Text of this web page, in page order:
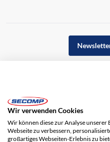
Wir verwenden Cookies
Wir können diese zur Analyse
Webseite zu verbessern,
großartiges Webseiten-Erlebnis zu